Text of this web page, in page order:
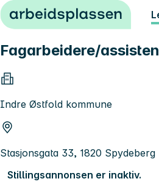
Hopp til innhold
Fagarbeidere/
Indre Østfold kommune
Stasjonsgata 33, 1820 Spydeberg
Stillingsannonsen er inaktiv.